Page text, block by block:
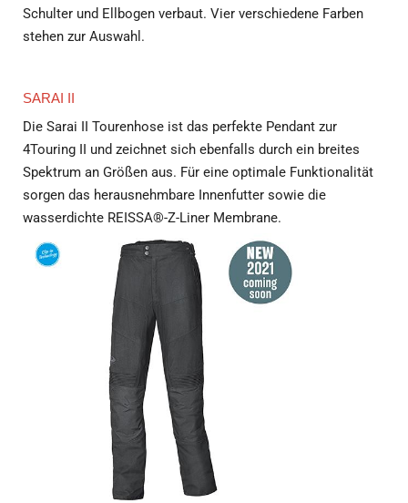
Schulter und Ellbogen verbaut. Vier verschiedene Farben
stehen zur Auswahl.
SARAI II
Die Sarai II Tourenhose ist das perfekte Pendant zur
4Touring II und zeichnet sich ebenfalls durch ein breites
Spektrum an Größen aus. Für eine optimale Funktionalität
sorgen das herausnehmbare Innenfutter sowie die
wasserdichte REISSA®-Z-Liner Membrane.